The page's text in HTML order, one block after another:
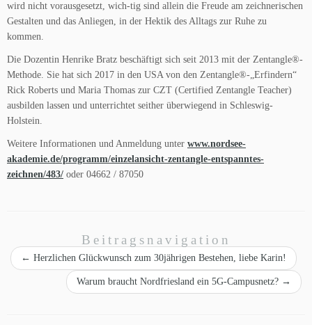
wird nicht vorausgesetzt, wich-tig sind allein die Freude am zeichnerischen
Gestalten und das Anliegen, in der Hektik des Alltags zur Ruhe zu
kommen.
Die Dozentin Henrike Bratz beschäftigt sich seit 2013 mit der Zentangle®-
Methode. Sie hat sich 2017 in den USA von den Zentangle®-„Erfindern“
Rick Roberts und Maria Thomas zur CZT (Certified Zentangle Teacher)
ausbilden lassen und unterrichtet seither überwiegend in Schleswig-
Holstein.
Weitere Informationen und Anmeldung unter www.nordsee-
akademie.de/programm/einzelansicht-zentangle-entspanntes-
zeichnen/483/ oder 04662 / 87050
Beitragsnavigation
← Herzlichen Glückwunsch zum 30jährigen Bestehen, liebe Karin!
Warum braucht Nordfriesland ein 5G-Campusnetz? →